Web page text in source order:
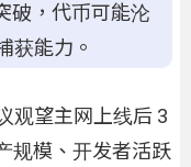
破，代币可能沦
获能力。
观望主网上线后 3
规模、开发者活跃